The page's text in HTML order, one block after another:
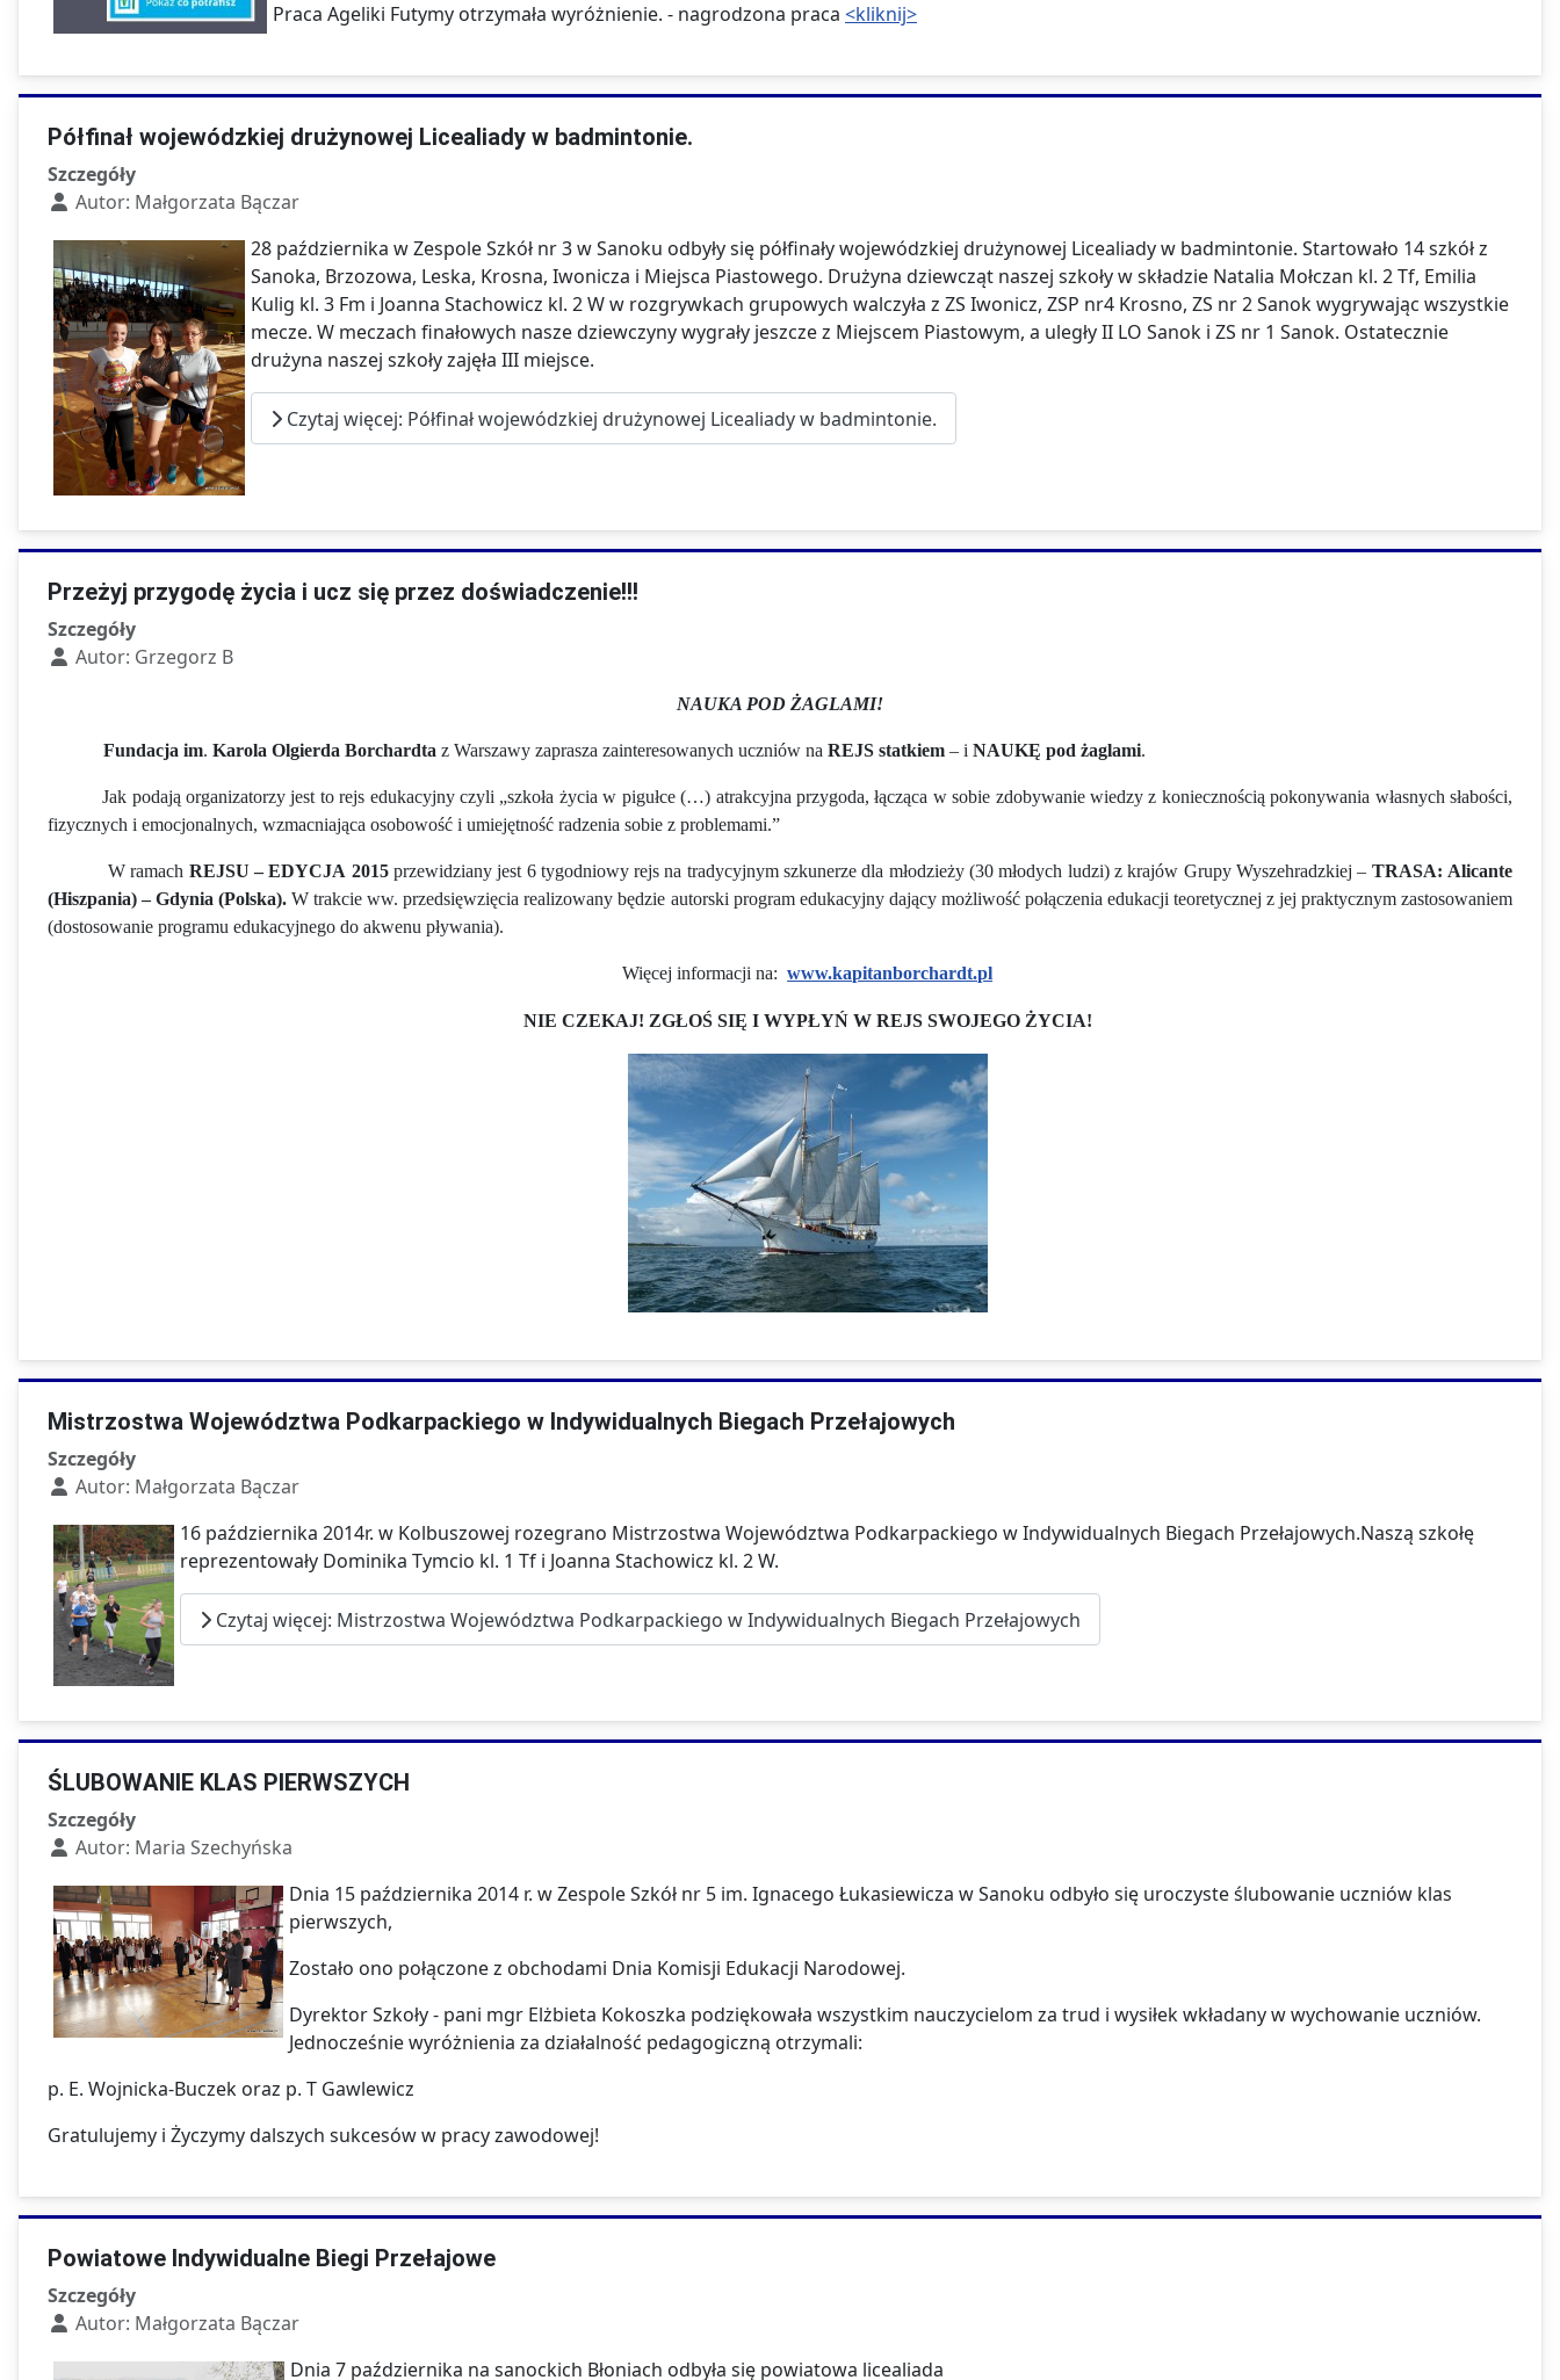
Praca Ageliki Futymy otrzymała wyróżnienie. - nagrodzona praca <kliknij>
Półfinał wojewódzkiej drużynowej Licealiady w badmintonie.
Szczegóły
Autor: Małgorzata Bączar
28 października w Zespole Szkół nr 3 w Sanoku odbyły się półfinały wojewódzkiej drużynowej Licealiady w badmintonie. Startowało 14 szkół z
Sanoka, Brzozowa, Leska, Krosna, Iwonicza i Miejsca Piastowego. Drużyna dziewcząt naszej szkoły w składzie Natalia Mołczan kl. 2 Tf, Emilia
Kulig kl. 3 Fm i Joanna Stachowicz kl. 2 W w rozgrywkach grupowych walczyła z ZS Iwonicz, ZSP nr4 Krosno, ZS nr 2 Sanok wygrywając wszystkie
mecze. W meczach finałowych nasze dziewczyny wygrały jeszcze z Miejscem Piastowym, a uległy II LO Sanok i ZS nr 1 Sanok. Ostatecznie
drużyna naszej szkoły zajęła III miejsce.
Czytaj więcej: Półfinał wojewódzkiej drużynowej Licealiady w badmintonie.
Przeżyj przygodę życia i ucz się przez doświadczenie!!!
Szczegóły
Autor: Grzegorz B
NAUKA POD ŻAGLAMI!
Fundacja im. Karola Olgierda Borchardta z Warszawy zaprasza zainteresowanych uczniów na REJS statkiem – i NAUKĘ pod żaglami.
Jak podają organizatorzy jest to rejs edukacyjny czyli „szkoła życia w pigułce (…) atrakcyjna przygoda, łącząca w sobie zdobywanie wiedzy z koniecznością pokonywania własnych słabości,
fizycznych i emocjonalnych, wzmacniająca osobowość i umiejętność radzenia sobie z problemami.”
W ramach REJSU – EDYCJA 2015przewidziany jest 6 tygodniowy rejs na tradycyjnym szkunerze dla młodzieży (30 młodych ludzi) z krajów Grupy Wyszehradzkiej – TRASA: Alicante
(Hiszpania) – Gdynia (Polska). W trakcie ww. przedsięwzięcia realizowany będzie autorski program edukacyjny dający możliwość połączenia edukacji teoretycznej z jej praktycznym zastosowaniem
(dostosowanie programu edukacyjnego do akwenu pływania).
Więcej informacji na: www.kapitanborchardt.pl
NIE CZEKAJ! ZGŁOŚ SIĘ I WYPŁYŃ W REJS SWOJEGO ŻYCIA!
Mistrzostwa Województwa Podkarpackiego w Indywidualnych Biegach Przełajowych
Szczegóły
Autor: Małgorzata Bączar
16 października 2014r. w Kolbuszowej rozegrano Mistrzostwa Województwa Podkarpackiego w Indywidualnych Biegach Przełajowych.Naszą szkołę
reprezentowały Dominika Tymcio kl. 1 Tf i Joanna Stachowicz kl. 2 W.
Czytaj więcej: Mistrzostwa Województwa Podkarpackiego w Indywidualnych Biegach Przełajowych
ŚLUBOWANIE KLAS PIERWSZYCH
Szczegóły
Autor: Maria Szechyńska
Dnia 15 października 2014 r. w Zespole Szkół nr 5 im. Ignacego Łukasiewicza w Sanoku odbyło się uroczyste ślubowanie uczniów klas
pierwszych,
Zostało ono połączone z obchodami Dnia Komisji Edukacji Narodowej.
Dyrektor Szkoły - pani mgr Elżbieta Kokoszka podziękowała wszystkim nauczycielom za trud i wysiłek wkładany w wychowanie uczniów.
Jednocześnie wyróżnienia za działalność pedagogiczną otrzymali:
p. E. Wojnicka-Buczek oraz p. T Gawlewicz
Gratulujemy i Życzymy dalszych sukcesów w pracy zawodowej!
Powiatowe Indywidualne Biegi Przełajowe
Szczegóły
Autor: Małgorzata Bączar
Dnia 7 października na sanockich Błoniach odbyła się powiatowa licealiada